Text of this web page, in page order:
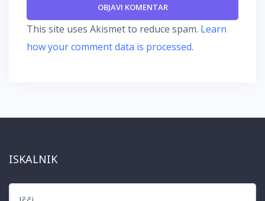
This site uses Akismet to reduce spam. Learn
how your comment data is processed.
ISKALNIK